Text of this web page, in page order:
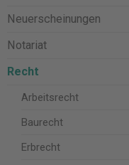
Neuerscheinungen
Notariat
Recht
Arbeitsrecht
Baurecht
Erbrecht